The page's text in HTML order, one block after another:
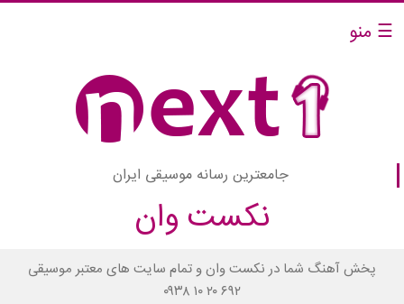
☰ منو
جامعترین رسانه موسیقی ایران
نکست وان
پخش آهنگ شما در نکست وان و تمام سایت های معتبر موسیقی
۰۹۳۸ ۱۰ ۲۰ ۶۹۲